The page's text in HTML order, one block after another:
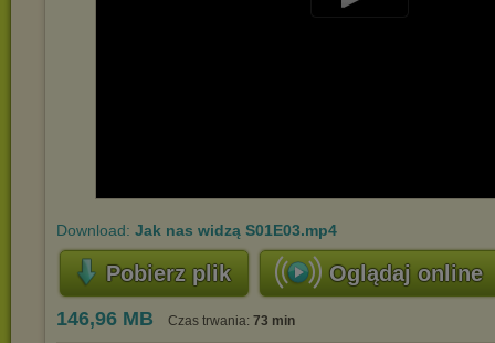
Download: Jak nas widzą S01E03.mp4
Pobierz plik Oglądaj online
146,96 MB Czas trwania: 73 min